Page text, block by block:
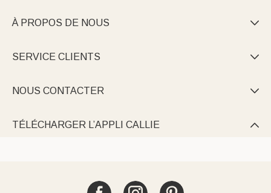
À PROPOS DE NOUS 
SERVICE CLIENTS 
NOUS CONTACTER 
TÉLÉCHARGER L’APPLI CALLIE 